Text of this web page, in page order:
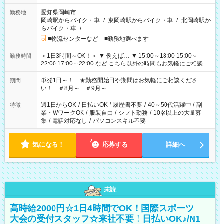
勤務地
愛知県岡崎市
岡崎駅からバイク・車 / 東岡崎駅からバイク・車 / 北岡崎駅か
らバイク・車 / …
■物流センターなど ■勤務地選べます
勤務時間
＜1日3時間～OK！＞ ▼ 例えば… ▼ 15:00～18:00 15:00～
22:00 17:00～22:00 など こちら以外の時間もお気軽にご相談く
ださい！
期間
単発1日～！ ★勤務開始日や期間はお気軽にご相談くださ
い！ ＃8月～ ＃9月～
特徴 週1日からOK / 日払いOK / 履歴書不要 / 40～50代活躍中 / 副
業・WワークOK / 服装自由 / シフト勤務 / 10名以上の大量募
集 / 電話対応なし / パソコンスキル不要
気になる！ 応募する 詳細へ
未読
高時給2000円☆1日4時間でOK！国際スポーツ
大会の受付スタッフ☆来社不要！日払いOK♪/N1